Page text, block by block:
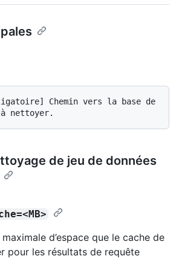
de jeu de données
d’espace que le cache de
pour les résultats de requête